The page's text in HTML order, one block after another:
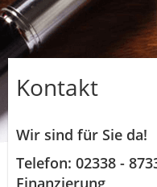
Kontakt
Wir sind für Sie da!
Telefon: 02338 -
Finanzierung